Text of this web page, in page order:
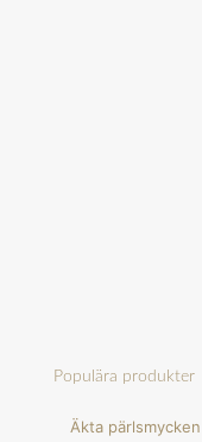
Populära produkter
Äkta pärlsmycken